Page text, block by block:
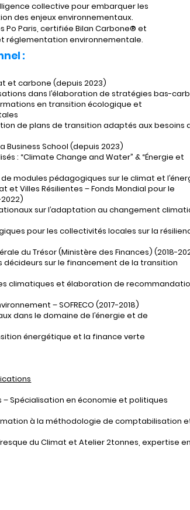
collective pour embarquer les
des enjeux environnementaux.
Po Paris, certifiée Bilan Carbone® et
réglementation environnementale.
:
et carbone (depuis 2023)
dans l’élaboration de stratégies bas-
en transition écologique et
de plans de transition adaptés aux besoins
Business School (depuis 2023)
: “Climate Change and Water” & “Énergie et
modules pédagogiques sur le climat et
et Villes Résilientes – Fonds Mondial pour le
sur l’adaptation au changement
pour les collectivités locales sur la
du Trésor (Ministère des Finances) (2018-
sur le financement de la transition
climatiques et élaboration de
– SOFRECO (2017-2018)
dans le domaine de l’énergie et de
énergétique et la finance verte
– Spécialisation en économie et politiques
à la méthodologie de comptabilisation
du Climat et Atelier 2tonnes, expertise en